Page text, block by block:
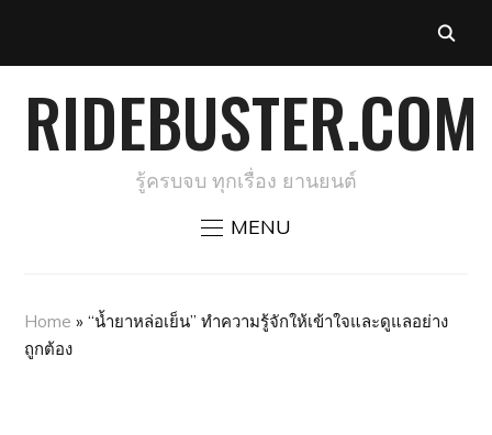
RIDEBUSTER.COM
รู้ครบจบ ทุกเรื่อง ยานยนต์
MENU
Home »“น้ำยาหล่อเย็น” ทำความรู้จักให้เข้าใจและดูแลอย่าง
ถูกต้อง